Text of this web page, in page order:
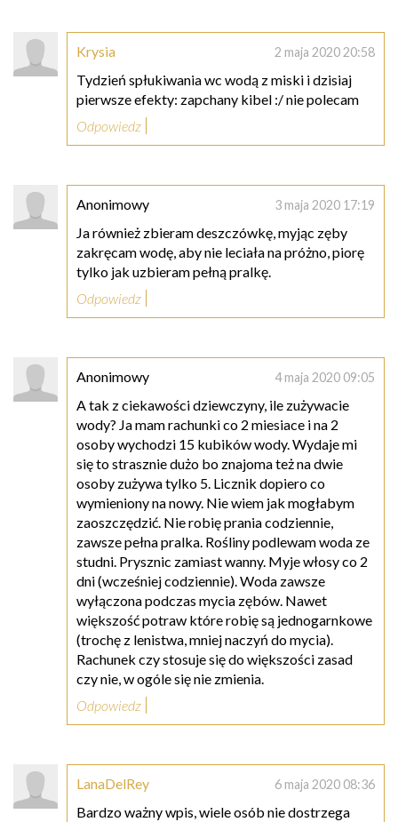
Krysia 2 maja 2020 20:58
Tydzień spłukiwania wc wodą z miski i dzisiaj
pierwsze efekty: zapchany kibel :/ nie polecam
Odpowiedz
Anonimowy 3 maja 2020 17:19
Ja również zbieram deszczówkę, myjąc zęby
zakręcam wodę, aby nie leciała na próżno, piorę
tylko jak uzbieram pełną pralkę.
Odpowiedz
Anonimowy 4 maja 2020 09:05
A tak z ciekawości dziewczyny, ile zużywacie
wody? Ja mam rachunki co 2 miesiace i na 2
osoby wychodzi 15 kubików wody. Wydaje mi
się to strasznie dużo bo znajoma też na dwie
osoby zużywa tylko 5. Licznik dopiero co
wymieniony na nowy. Nie wiem jak mogłabym
zaoszczędzić. Nie robię prania codziennie,
zawsze pełna pralka. Rośliny podlewam woda ze
studni. Prysznic zamiast wanny. Myje włosy co 2
dni (wcześniej codziennie). Woda zawsze
wyłączona podczas mycia zębów. Nawet
większość potraw które robię są jednogarnkowe
(trochę z lenistwa, mniej naczyń do mycia).
Rachunek czy stosuje się do większości zasad
czy nie, w ogóle się nie zmienia.
Odpowiedz
LanaDelRey 6 maja 2020 08:36
Bardzo ważny wpis, wiele osób nie dostrzega